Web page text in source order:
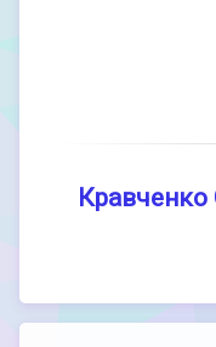
Кравченко